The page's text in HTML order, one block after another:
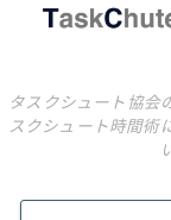
タスクシュート協会
スクシュート時間術